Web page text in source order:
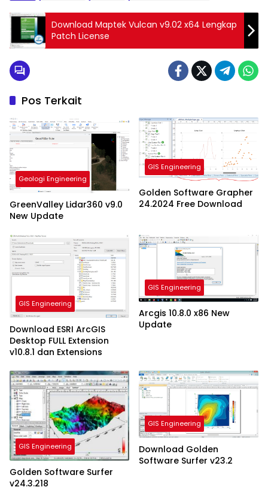
Download Maptek Vulcan v9.02 x64 Lengkap
Patch License
Pos Terkait
Geologi Engineering
GreenValley Lidar360 v9.0
New Update
GIS Engineering
Golden Software Grapher
24.2024 Free Download
GIS Engineering
Download ESRI ArcGIS
Desktop FULL Extension
v10.8.1 dan Extensions
GIS Engineering
Arcgis 10.8.0 x86 New
Update
GIS Engineering
Golden Software Surfer
v24.3.218
GIS Engineering
Download Golden
Software Surfer v23.2